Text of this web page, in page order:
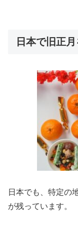
日本で旧正
日本でも、特定の
が残っています。